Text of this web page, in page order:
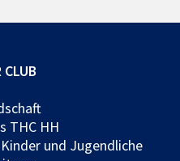
CLUB
THC HH
und Jugendliche